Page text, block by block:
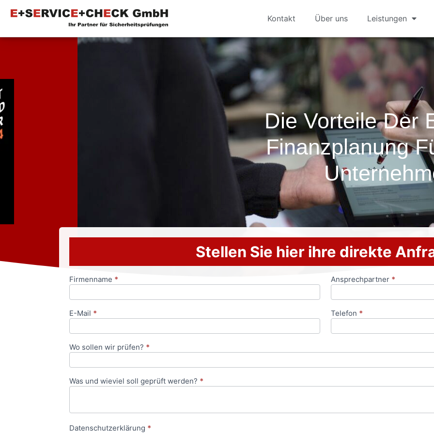
Kontakt Über uns Leistungen
Die Vorteile Der
Finanzplanung
Stellen Sie hier ihre direkte
Anfrageformular
Firmenname * Ansprechpartner *
E-Mail * Telefon *
Wo sollen wir prüfen? *
Was und wieviel soll geprüft werden? *
Datenschutzerklärung *